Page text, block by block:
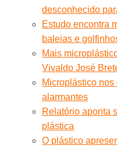
desconhecido
Estudo encontra
baleias e
Mais
Vivaldo José
Microplástico
alarmantes
Relatório aponta
plástica
O plástico